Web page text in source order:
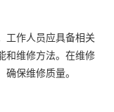
工作人员应具备相关
和维修方法。在维修
保维修质量。